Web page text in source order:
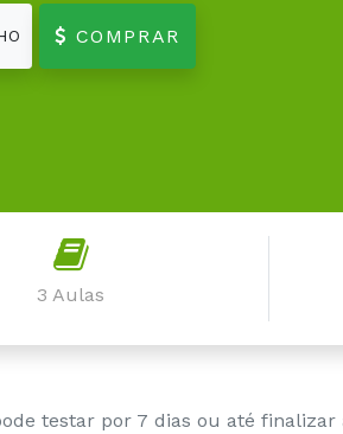
COMPRAR
3 Aulas
testar por 7 dias ou até